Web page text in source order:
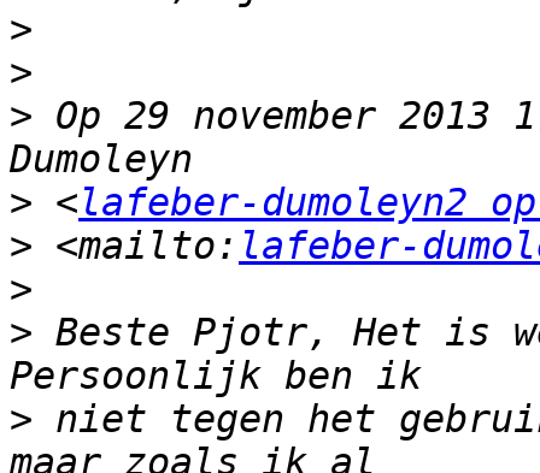
>
>
> Op 29 november 2013
> <lafeber-dumoleyn2
> <mailto: lafeber-
>
> Beste Pjotr, Het is
> niet tegen het